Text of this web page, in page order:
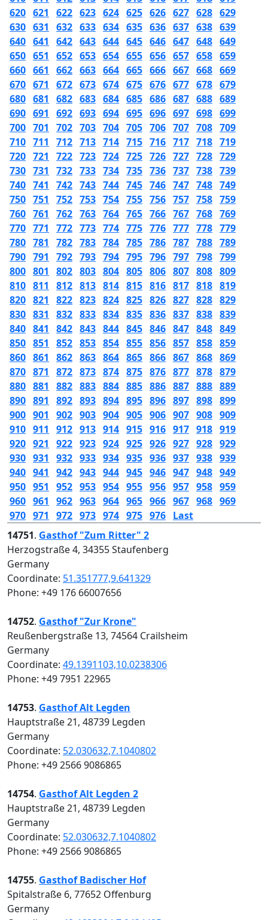
620 621 622 623 624 625 626 627 628 629
630 631 632 633 634 635 636 637 638 639
640 641 642 643 644 645 646 647 648 649
650 651 652 653 654 655 656 657 658 659
660 661 662 663 664 665 666 667 668 669
670 671 672 673 674 675 676 677 678 679
680 681 682 683 684 685 686 687 688 689
690 691 692 693 694 695 696 697 698 699
700 701 702 703 704 705 706 707 708 709
710 711 712 713 714 715 716 717 718 719
720 721 722 723 724 725 726 727 728 729
730 731 732 733 734 735 736 737 738 739
740 741 742 743 744 745 746 747 748 749
750 751 752 753 754 755 756 757 758 759
760 761 762 763 764 765 766 767 768 769
770 771 772 773 774 775 776 777 778 779
780 781 782 783 784 785 786 787 788 789
790 791 792 793 794 795 796 797 798 799
800 801 802 803 804 805 806 807 808 809
810 811 812 813 814 815 816 817 818 819
820 821 822 823 824 825 826 827 828 829
830 831 832 833 834 835 836 837 838 839
840 841 842 843 844 845 846 847 848 849
850 851 852 853 854 855 856 857 858 859
860 861 862 863 864 865 866 867 868 869
870 871 872 873 874 875 876 877 878 879
880 881 882 883 884 885 886 887 888 889
890 891 892 893 894 895 896 897 898 899
900 901 902 903 904 905 906 907 908 909
910 911 912 913 914 915 916 917 918 919
920 921 922 923 924 925 926 927 928 929
930 931 932 933 934 935 936 937 938 939
940 941 942 943 944 945 946 947 948 949
950 951 952 953 954 955 956 957 958 959
960 961 962 963 964 965 966 967 968 969
970 971 972 973 974 975 976 Last
14751. Gasthof "Zum Ritter" 2
Herzogstraße 4, 34355 Staufenberg
Germany
Coordinate: 51.351777,9.641329
Phone: +49 176 66007656
14752. Gasthof "Zur Krone"
Reußenbergstraße 13, 74564 Crailsheim
Germany
Coordinate: 49.1391103,10.0238306
Phone: +49 7951 22965
14753. Gasthof Alt Legden
Hauptstraße 21, 48739 Legden
Germany
Coordinate: 52.030632,7.1040802
Phone: +49 2566 9086865
14754. Gasthof Alt Legden 2
Hauptstraße 21, 48739 Legden
Germany
Coordinate: 52.030632,7.1040802
Phone: +49 2566 9086865
14755. Gasthof Badischer Hof
Spitalstraße 6, 77652 Offenburg
Germany